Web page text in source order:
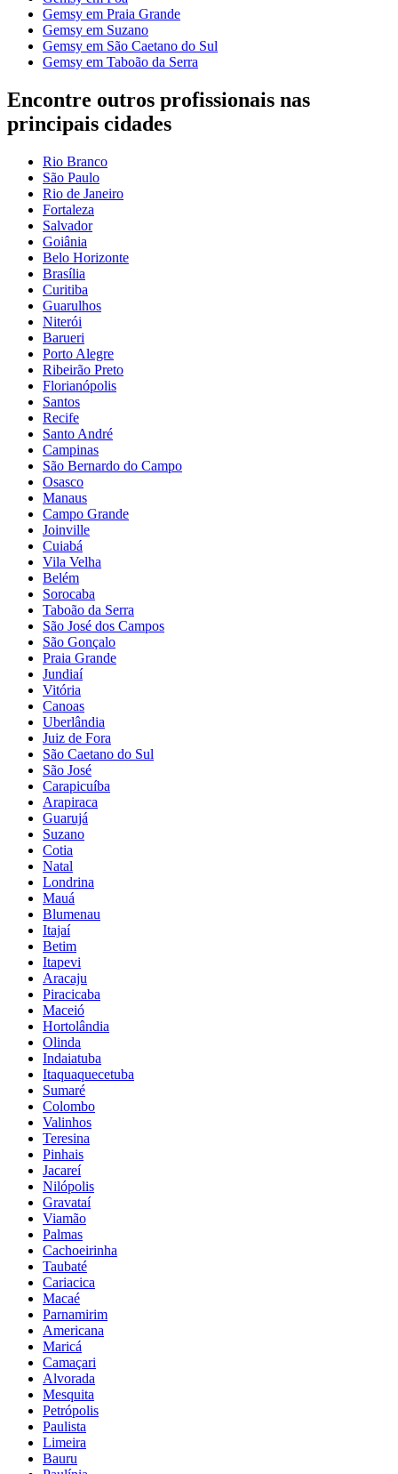
Gemsy em Praia Grande
Gemsy em Suzano
Gemsy em São Caetano do Sul
Gemsy em Taboão da Serra
Encontre outros profissionais nas
principais cidades
Rio Branco
São Paulo
Rio de Janeiro
Fortaleza
Salvador
Goiânia
Belo Horizonte
Brasília
Curitiba
Guarulhos
Niterói
Barueri
Porto Alegre
Ribeirão Preto
Florianópolis
Santos
Recife
Santo André
Campinas
São Bernardo do Campo
Osasco
Manaus
Campo Grande
Joinville
Cuiabá
Vila Velha
Belém
Sorocaba
Taboão da Serra
São José dos Campos
São Gonçalo
Praia Grande
Jundiaí
Vitória
Canoas
Uberlândia
Juiz de Fora
São Caetano do Sul
São José
Carapicuíba
Arapiraca
Guarujá
Suzano
Cotia
Natal
Londrina
Mauá
Blumenau
Itajaí
Betim
Itapevi
Aracaju
Piracicaba
Maceió
Hortolândia
Olinda
Indaiatuba
Itaquaquecetuba
Sumaré
Colombo
Valinhos
Teresina
Pinhais
Jacareí
Nilópolis
Gravataí
Viamão
Palmas
Cachoeirinha
Taubaté
Cariacica
Macaé
Parnamirim
Americana
Maricá
Camaçari
Alvorada
Mesquita
Petrópolis
Paulista
Limeira
Bauru